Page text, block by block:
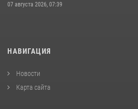
07 августа 2026, 07:39
НАВИГАЦИЯ
Новости
Карта сайта